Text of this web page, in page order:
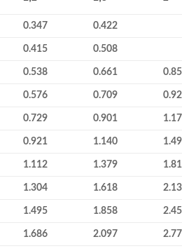
0.347 0.422
0.415 0.508
0.538 0.661
0.576 0.709
0.729 0.901
0.921 1.140
1.112 1.379
1.304 1.618
1.495 1.858
1.686 2.097